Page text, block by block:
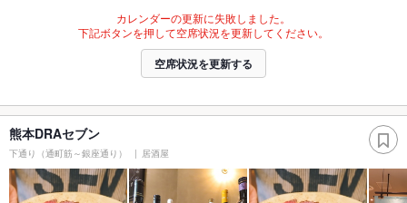
カレンダーの更新に失敗しました。
下記ボタンを押して空席状況を更新してください。
空席状況を更新する
熊本DRAセブン
下通り（通町筋～銀座通り） 居酒屋